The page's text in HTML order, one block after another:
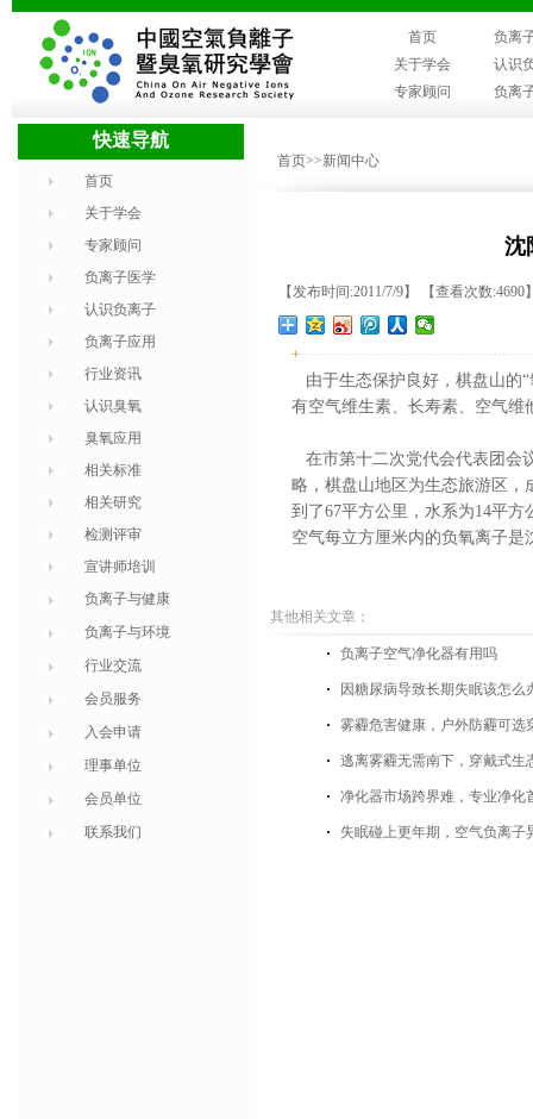
首页
负离
关于学会
认识
专家顾问
负离
快速导航
首页
关于学会
专家顾问
负离子医学
认识负离子
负离子应用
行业资讯
认识臭氧
臭氧应用
相关标准
相关研究
检测评审
宣讲师培训
负离子与健康
负离子与环境
行业交流
会员服务
入会申请
理事单位
会员单位
联系我们
首页>>新闻中心
沈
【发布时间:2011/7/9】 【查看次数:4690
+
由于生态保护良好，棋盘山的
有空气维生素、长寿素、空气维
在市第十二次党代会代表团会
略，棋盘山地区为生态旅游区，
到了67平方公里，水系为14平
空气每立方厘米内的负氧离子是
其他相关文章：
负离子空气净化器有用吗
因糖尿病导致长期失眠该怎么
雾霾危害健康，户外防霾可选
逃离雾霾无需南下，穿戴式生
净化器市场跨界难，专业净化
失眠碰上更年期，空气负离子